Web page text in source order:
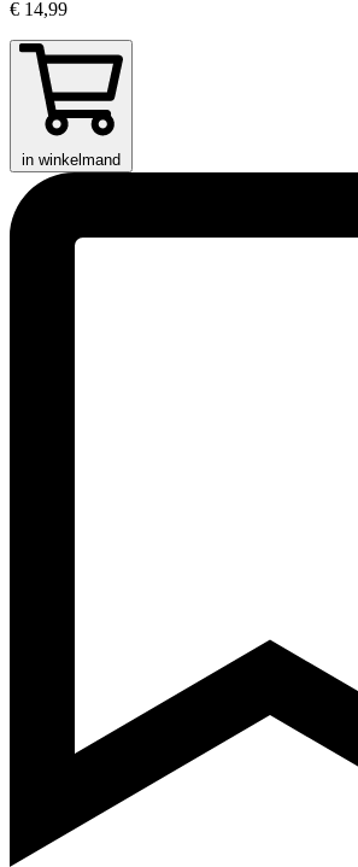
€ 14,99
in winkelmand